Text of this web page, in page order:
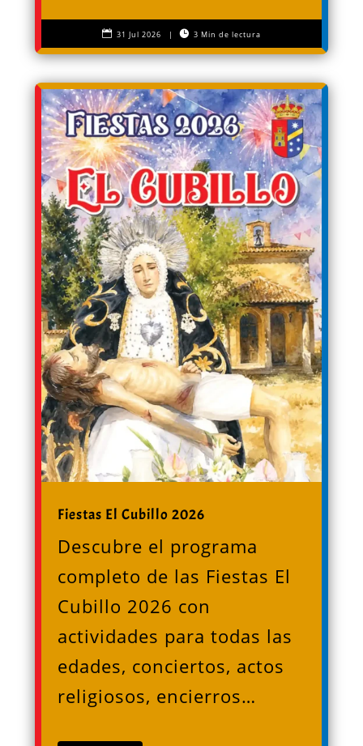
 31 Jul 2026 |  3 Min de lectura
Fiestas El Cubillo 2026
Descubre el programa
completo de las Fiestas El
Cubillo 2026 con
actividades para todas las
edades, conciertos, actos
religiosos, encierros…